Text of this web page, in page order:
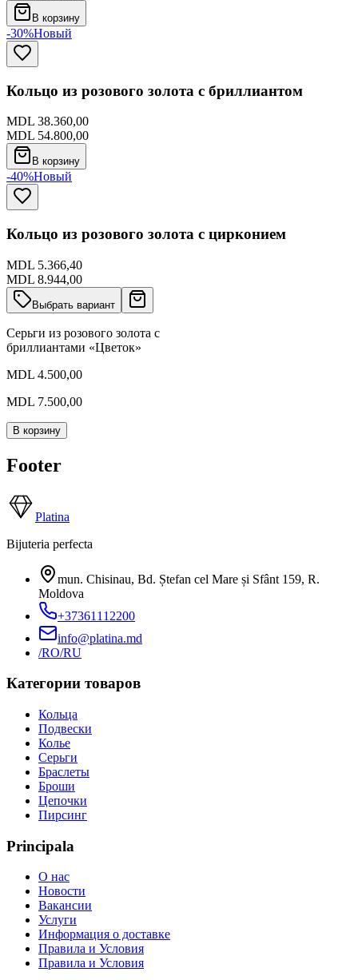
В корзину
-30%Новый
Кольцо из розового золота с бриллиантом
MDL 38.360,00
MDL 54.800,00
В корзину
-40%Новый
Кольцо из розового золота с цирконием
MDL 5.366,40
MDL 8.944,00
Выбрать вариант
Серьги из розового золота с
бриллиантами «Цветок»
MDL 4.500,00
MDL 7.500,00
В корзину
Footer
Platina
Bijuteria perfecta
mun. Chisinau, Bd. Ștefan cel Mare și Sfânt 159, R.
Moldova
+37361112200
info@platina.md
/RO/RU
Категории товаров
Кольца
Подвески
Колье
Серьги
Браслеты
Броши
Цепочки
Пирсинг
Principala
О нас
Новости
Вакансии
Услуги
Информация о доставке
Правила и Условия
Правила и Условия